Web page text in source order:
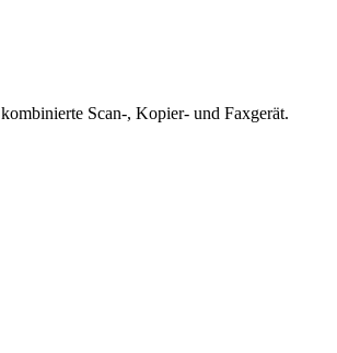
Scan-, Kopier- und Faxgerät.